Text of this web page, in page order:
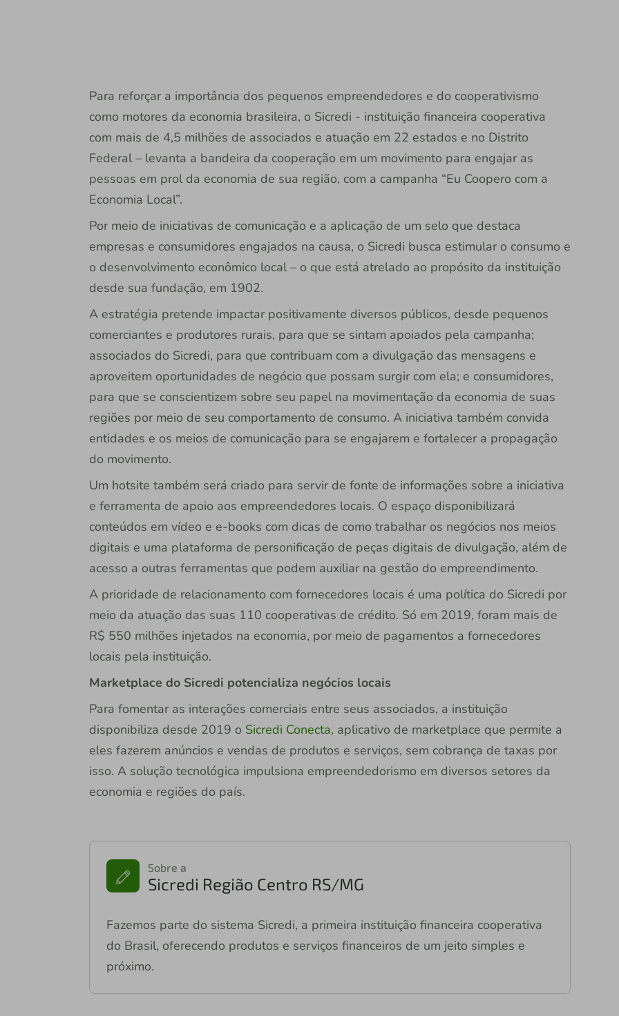
Para reforçar a importância dos pequenos empreendedores e do cooperativismo
como motores da economia brasileira, o Sicredi - instituição financeira cooperativa
com mais de 4,5 milhões de associados e atuação em 22 estados e no Distrito
Federal – levanta a bandeira da cooperação em um movimento para engajar as
pessoas em prol da economia de sua região, com a campanha “Eu Coopero com a
Economia Local”.
Por meio de iniciativas de comunicação e a aplicação de um selo que destaca
empresas e consumidores engajados na causa, o Sicredi busca estimular o consumo e
o desenvolvimento econômico local – o que está atrelado ao propósito da instituição
desde sua fundação, em 1902.
A estratégia pretende impactar positivamente diversos públicos, desde pequenos
comerciantes e produtores rurais, para que se sintam apoiados pela campanha;
associados do Sicredi, para que contribuam com a divulgação das mensagens e
aproveitem oportunidades de negócio que possam surgir com ela; e consumidores,
para que se conscientizem sobre seu papel na movimentação da economia de suas
regiões por meio de seu comportamento de consumo. A iniciativa também convida
entidades e os meios de comunicação para se engajarem e fortalecer a propagação
do movimento.
Um hotsite também será criado para servir de fonte de informações sobre a iniciativa
e ferramenta de apoio aos empreendedores locais. O espaço disponibilizará
conteúdos em vídeo e e-books com dicas de como trabalhar os negócios nos meios
digitais e uma plataforma de personificação de peças digitais de divulgação, além de
acesso a outras ferramentas que podem auxiliar na gestão do empreendimento.
A prioridade de relacionamento com fornecedores locais é uma política do Sicredi por
meio da atuação das suas 110 cooperativas de crédito. Só em 2019, foram mais de
R$ 550 milhões injetados na economia, por meio de pagamentos a fornecedores
locais pela instituição.
Marketplace do Sicredi potencializa negócios locais
Para fomentar as interações comerciais entre seus associados, a instituição
disponibiliza desde 2019 o Sicredi Conecta, aplicativo de marketplace que permite a
eles fazerem anúncios e vendas de produtos e serviços, sem cobrança de taxas por
isso. A solução tecnológica impulsiona empreendedorismo em diversos setores da
economia e regiões do país.
Sobre a
Sicredi Região Centro RS/MG
Fazemos parte do sistema Sicredi, a primeira instituição financeira cooperativa
do Brasil, oferecendo produtos e serviços financeiros de um jeito simples e
próximo.